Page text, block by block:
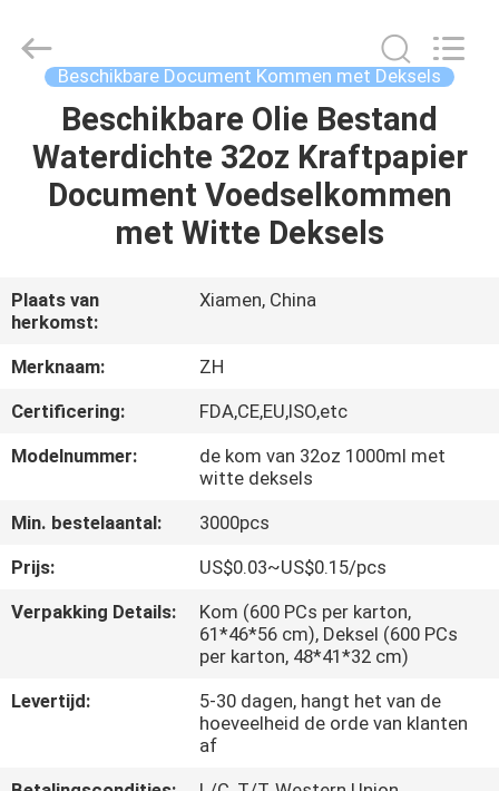
HUIS
PRODUCTEN
ONS
FABRIEKSREIS
KWALITEITSCONTROLE
CONTACTEER
ONS
NIEUWS
VERZOEK
Protection
Technology
Beschikbare Document Kommen met Deksels
Beschikbare Olie Bestand
Waterdichte 32oz Kraftpapier
Document Voedselkommen
met Witte Deksels
Plaats van
herkomst:
Xiamen, China
Merknaam:
ZH
Certificering:
FDA,CE,EU,ISO,etc
Modelnummer:
de kom van 32oz 1000ml met
witte deksels
Min. bestelaantal:
3000pcs
Prijs:
US$0.03~US$0.15/pcs
Verpakking Details:
Kom (600 PCs per karton,
61*46*56 cm), Deksel (600 PCs
per karton, 48*41*32 cm)
Levertijd:
5-30 dagen, hangt het van de
hoeveelheid de orde van klanten
af